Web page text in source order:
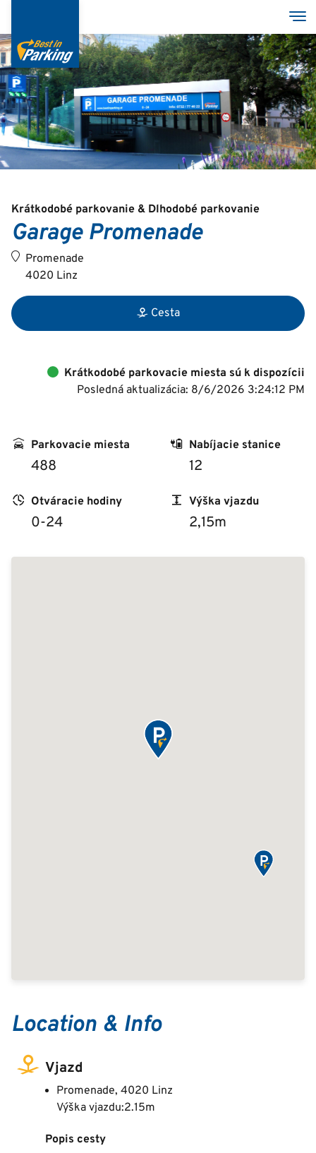
hlavný
obsah
Services
Garages
Group
Deutsch
English
Krátkodobé parkovanie & Dlhodobé parkovanie
Garage Promenade
Promenade
4020 Linz
Cesta
Krátkodobé parkovacie miesta sú k dispozícii
Posledná aktualizácia: 8/6/2026 3:24:12 PM
Parkovacie miesta
488
Nabíjacie stanice
12
Otváracie hodiny
0-24
Výška vjazdu
2,15m
Location & Info
Vjazd
Promenade, 4020 Linz
Výška vjazdu:2.15m
Popis cesty